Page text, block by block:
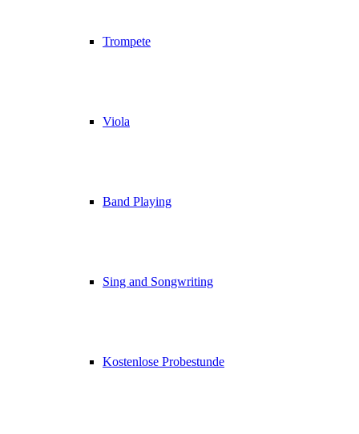
Trompete
Viola
Band Playing
Sing and Songwriting
Kostenlose Probestunde